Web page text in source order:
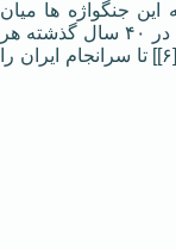
این جنگواژه ها میان
اسرائیلی ها و سران رژیم نوقاجاری، جنگ زرگری و تعزیه ای برای عوامفریبی بیش نیست، زیرا که این رژیم در ۴۰ سال گذشته هر
چه کرده است از جمله حضور در سوریه[[۵]] در راستای سیاست های اسرائیلی ها و دیگر بیگانگان بوده است[[۶]] تا سرانجام ایران را